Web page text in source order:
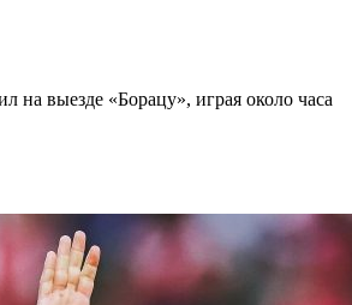
на выезде «Борацу», играя около часа